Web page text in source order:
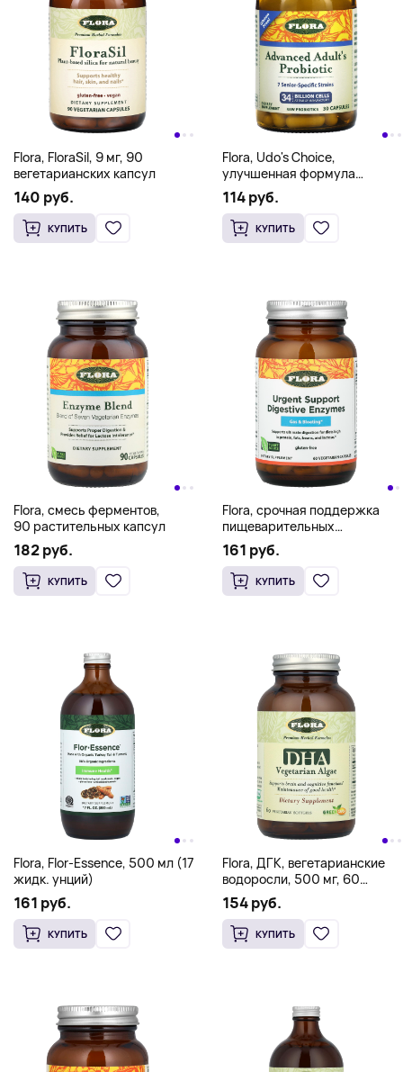
Flora, FloraSil, 9 мг, 90
вегетарианских капсул
140 руб.
КУПИТЬ
Flora, Udo's Choice,
улучшенная формула
пробиотика для взрослых, 30
капсул в растительной
оболочке
114 руб.
КУПИТЬ
Flora, смесь ферментов,
90 растительных капсул
182 руб.
КУПИТЬ
Flora, срочная поддержка
пищеварительных
ферментов, 60
вегетарианских капсул
161 руб.
КУПИТЬ
Flora, Flor-Essence, 500 мл (17
жидк. унций)
161 руб.
КУПИТЬ
Flora, ДГК, вегетарианские
водоросли, 500 мг, 60
вегетарианских капсул (250
мг в каждой капсуле)
154 руб.
КУПИТЬ